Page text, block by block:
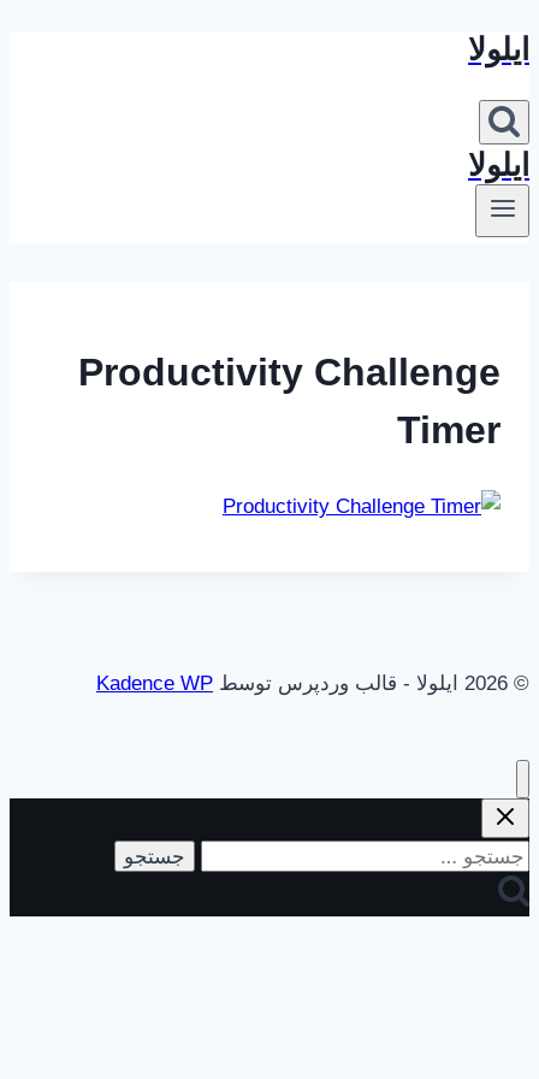
بازگشت
محتوا
ایلولا
ایلولا
Productivity Challenge
Timer
© 2026 ایلولا - قالب وردپرس توسط Kadence WP
جستجو
برای: